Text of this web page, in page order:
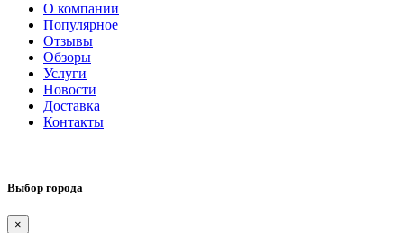
О компании
Популярное
Отзывы
Обзоры
Услуги
Новости
Доставка
Контакты
Выбор города
×